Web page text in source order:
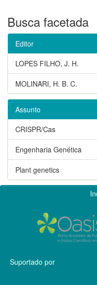
Busca facetada
Editor
LOPES FILHO, J. H.
MOLINARI, H. B. C.
Assunto
CRISPR/Cas
Engenharia Genética
Plant genetics
Suportado por